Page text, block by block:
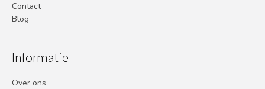
Contact
Blog
Informatie
Over ons